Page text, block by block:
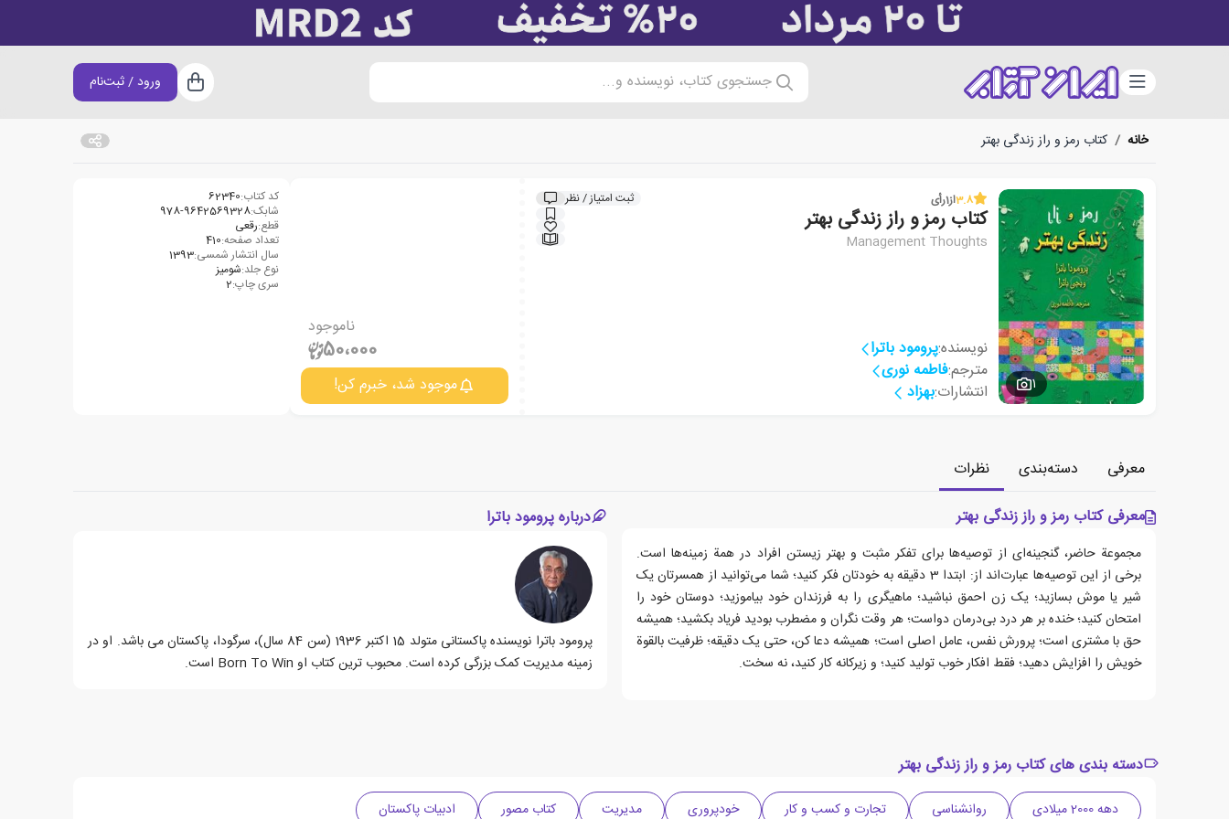
دسته‌بندی جستجوی کتاب، نویسنده و... سبد خرید
ورود / ثبت‌نام
خانه / کتاب رمز و راز زندگی بهتر
1
3.8از1رأی ثبت امتیاز / نظر
کتاب رمز و راز زندگی بهتر
Management Thoughts
نویسنده:پرومود باترا
مترجم:فاطمه نوری
انتشارات:بهزاد
ناموجود
50،000
موجود شد، خبرم کن!
کد کتاب:62340
شابک:978-9642569328
قطع:رقعی
تعداد صفحه:410
سال انتشار شمسی:1393
نوع جلد:شومیز
سری چاپ:2
معرفی دسته‌بندی
نظرات
معرفی کتاب رمز و راز زندگی بهتر
مجموعة حاضر، گنجینه‌ای از توصیه‌ها برای تفکر مثبت و بهتر زیستن افراد در همة زمینه‌ها است.
برخی از این توصیه‌ها عبارت‌اند از: ابتدا 3 دقیقه به خودتان فکر کنید؛ شما می‌توانید از همسرتان یک
شیر یا موش بسازید؛ یک زن احمق نباشید؛ ماهیگری را به فرزندان خود بیاموزید؛ دوستان خود را
امتحان کنید؛ خنده بر هر درد بی‌درمان دواست؛ هر وقت نگران و مضطرب بودید فریاد بکشید؛ همیشه
حق با مشتری است؛ پرورش نفس، عامل اصلی است؛ همیشه دعا کن، حتی یک دقیقه؛ ظرفیت بالقوة
خویش را افزایش دهید؛ فقط افکار خوب تولید کنید؛ و زیرکانه کار کنید، نه سخت.
درباره پرومود باترا
پرومود باترا نویسنده پاکستانی متولد 15 اکتبر 1936 (سن 84 سال)، سرگودا، پاکستان می باشد. او در
زمینه مدیریت کمک بزرگی کرده است. محبوب ترین کتاب او Born To Win است.
دسته بندی های کتاب رمز و راز زندگی بهتر
دهه 2000 میلادی روانشناسی تجارت و کسب و کار خودپروری مدیریت کتاب مصور ادبیات پاکستان